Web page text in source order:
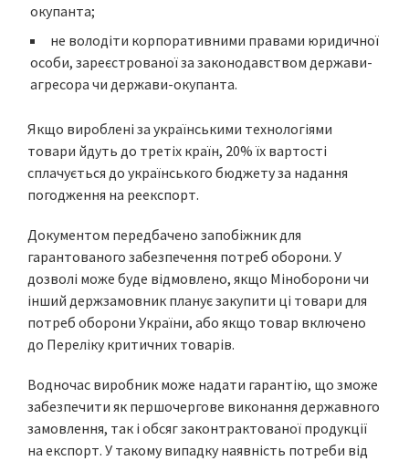
окупанта;
не володіти корпоративними правами юридичної
особи, зареєстрованої за законодавством держави-
агресора чи держави-окупанта.
Якщо вироблені за українськими технологіями
товари йдуть до третіх країн, 20% їх вартості
сплачується до українського бюджету за надання
погодження на реекспорт.
Документом передбачено запобіжник для
гарантованого забезпечення потреб оборони. У
дозволі може буде відмовлено, якщо Міноборони чи
інший держзамовник планує закупити ці товари для
потреб оборони України, або якщо товар включено
до Переліку критичних товарів.
Водночас виробник може надати гарантію, що зможе
забезпечити як першочергове виконання державного
замовлення, так і обсяг законтрактованої продукції
на експорт. У такому випадку наявність потреби від